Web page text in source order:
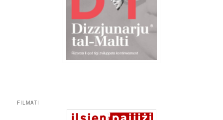
FILMATI